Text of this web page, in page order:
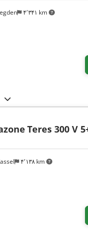
۴٬۳۴۱ km
۴٬۱۳۸ km
Teres 300 V